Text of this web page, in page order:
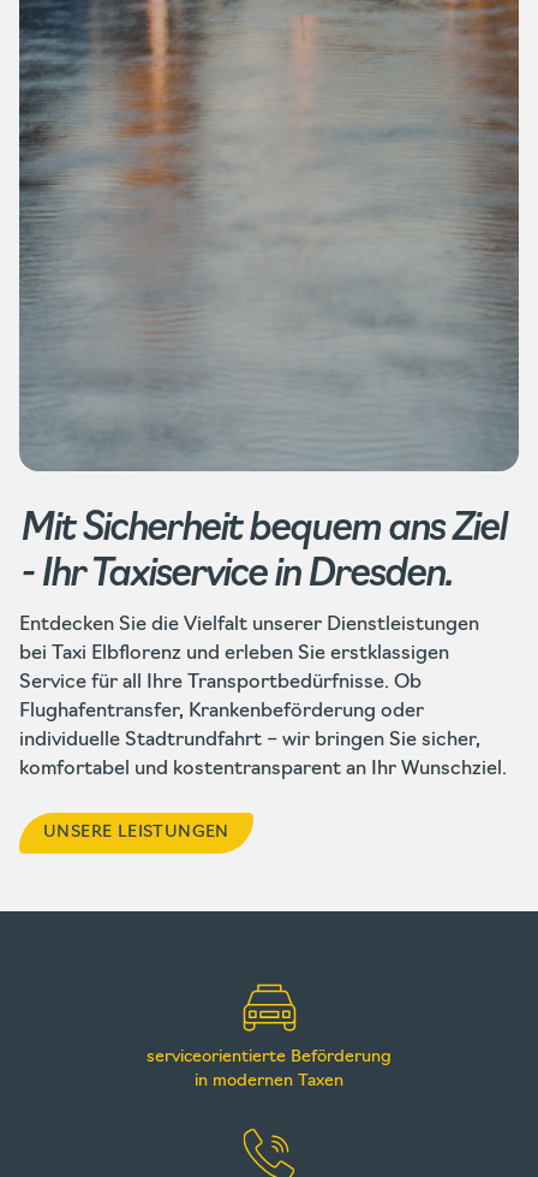
Mit Sicherheit bequem ans Ziel
- Ihr Taxiservice in Dresden.
Entdecken Sie die Vielfalt unserer Dienstleistungen
bei Taxi Elbflorenz und erleben Sie erstklassigen
Service für all Ihre Transportbedürfnisse. Ob
Flughafentransfer, Krankenbeförderung oder
individuelle Stadtrundfahrt – wir bringen Sie sicher,
komfortabel und kostentransparent an Ihr Wunschziel.
UNSERE LEISTUNGEN
serviceorientierte Beförderung
in modernen Taxen